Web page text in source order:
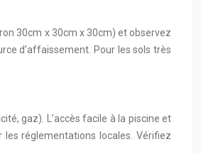
30cm x 30cm x 30cm) et observez
d’affaissement. Pour les sols très
gaz). L’accès facile à la piscine et
réglementations locales. Vérifiez